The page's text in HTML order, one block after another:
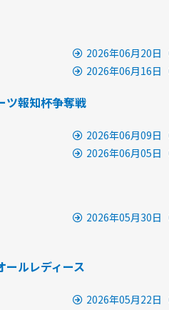
2026年06月20日（
2026年06月16日（
ツ報知杯争奪戦
2026年06月09日（
2026年06月05日（
2026年05月30日（
ールレディース
2026年05月22日（